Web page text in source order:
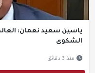
ياسين سعيد نعمان:
الشكوى
منذ 3 دقائق